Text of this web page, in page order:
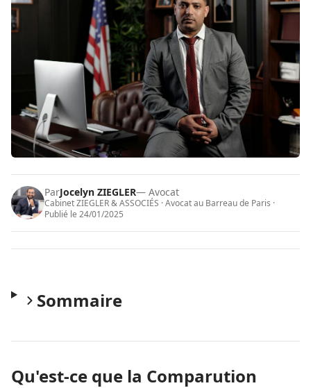
ParJocelyn ZIEGLER— Avocat
Cabinet ZIEGLER & ASSOCIÉS · Avocat au Barreau de Paris ·
Publié le 24/01/2025
Sommaire
Qu'est-ce que la Comparution